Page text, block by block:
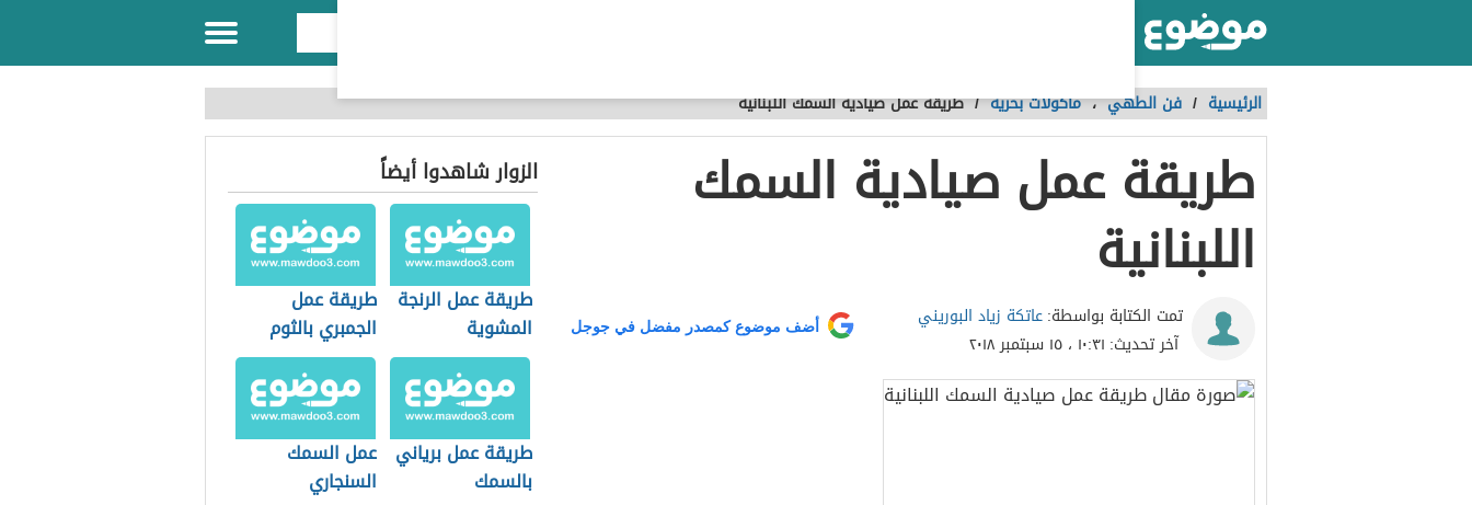
الرئيسية / فن الطهي،مأكولات بحرية /طريقة عمل صيادية السمك اللبنانية
طريقة عمل صيادية السمك
اللبنانية
تمت الكتابة بواسطة:عاتكة زياد البوريني
آخر تحديث: ١٠:٣١ ، ١٥ سبتمبر ٢٠١٨
أضف موضوع كمصدر مفضل في جوجل
الزوار شاهدوا أيضاً
طريقة عمل الرنجة
المشوية
طريقة عمل
الجمبري بالثوم
والليمون
طريقة عمل برياني
بالسمك
عمل السمك
السنجاري